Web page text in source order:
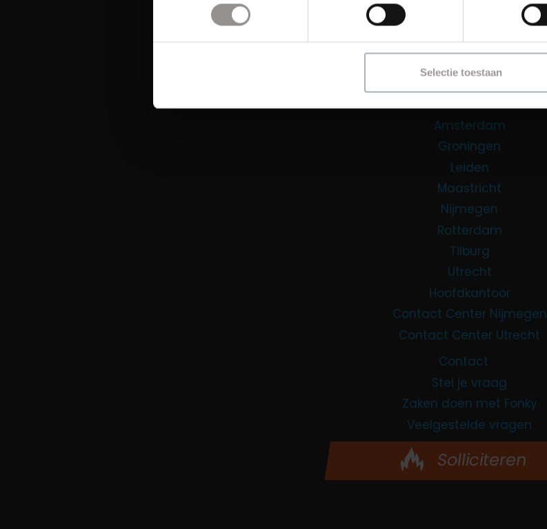
Selectie toestaan
Contact Center Agent
Kantoorfuncties
Locaties
Amsterdam
Groningen
Leiden
Maastricht
Nijmegen
Rotterdam
Tilburg
Utrecht
Hoofdkantoor
Contact Center Nijmegen
Contact Center Utrecht
Contact
Stel je vraag
Zaken doen met Fonky
Veelgestelde vragen
Solliciteren